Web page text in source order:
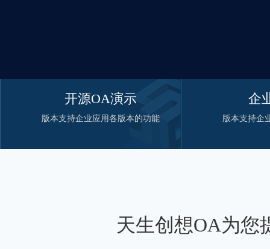
开源OA演示
版本支持企业应用各版本的功能
企
版本支持企
天生创想OA为您